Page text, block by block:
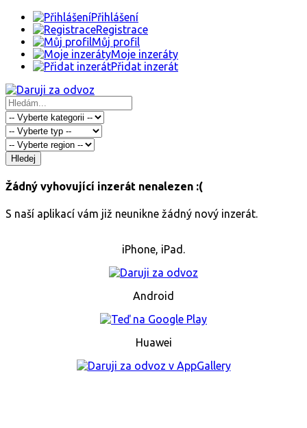
Přihlášení
Registrace
Můj profil
Moje inzeráty
Přidat inzerát
Hledej
Žádný vyhovující inzerát nenalezen :(
S naší aplikací vám již neunikne žádný nový inzerát.
iPhone, iPad.
Android
Huawei